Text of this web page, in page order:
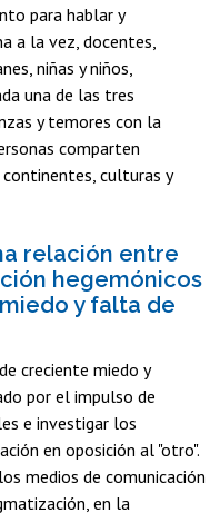
para hablar y
a la vez, docentes,
niñas y niños,
una de las tres
y temores con la
comparten
culturas y
relación entre
hegemónicos
y falta de
creciente miedo y
por el impulso de
e investigar los
en oposición al "otro".
medios de comunicación
en la